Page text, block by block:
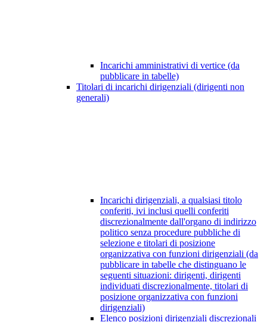
Incarichi amministrativi di vertice (da
pubblicare in tabelle)
Titolari di incarichi dirigenziali (dirigenti non
generali)
Incarichi dirigenziali, a qualsiasi titolo
conferiti, ivi inclusi quelli conferiti
discrezionalmente dall'organo di indirizzo
politico senza procedure pubbliche di
selezione e titolari di posizione
organizzativa con funzioni dirigenziali (da
pubblicare in tabelle che distinguano le
seguenti situazioni: dirigenti, dirigenti
individuati discrezionalmente, titolari di
posizione organizzativa con funzioni
dirigenziali)
Elenco posizioni dirigenziali discrezionali